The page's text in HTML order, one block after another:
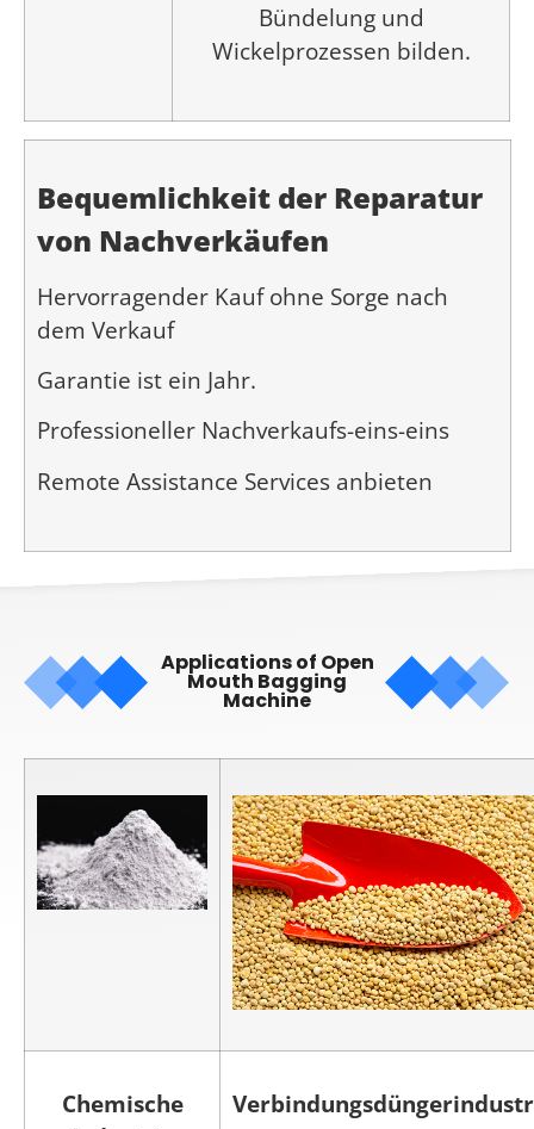
Bündelung und
Wickelprozessen bilden.
Bequemlichkeit der Reparatur
von Nachverkäufen
Hervorragender Kauf ohne Sorge nach
dem Verkauf
Garantie ist ein Jahr.
Professioneller Nachverkaufs-eins-eins
Remote Assistance Services anbieten
Applications of Open
Mouth Bagging
Machine
Chemische